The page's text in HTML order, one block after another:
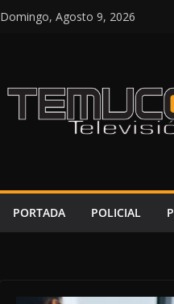
Domingo, Agosto 9, 2026
PORTADA POLICIAL